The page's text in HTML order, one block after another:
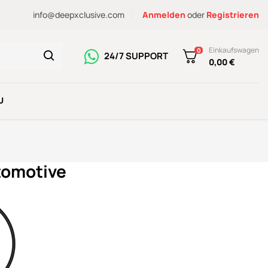
info@deepxclusive.com Anmelden oder Registrieren
24/7 SUPPORT 0 Einkaufswagen
0,00 €